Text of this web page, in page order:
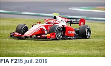
FIA F215 juil. 2019